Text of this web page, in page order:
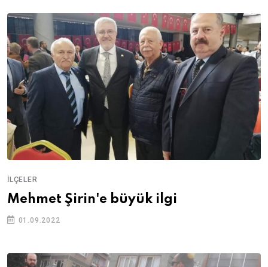
İLÇELER
Mehmet Şirin'e büyük ilgi
01.09.2022